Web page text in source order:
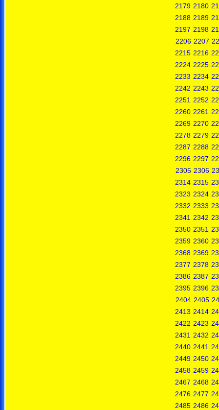
2179 2180
2188 2189
2197 2198
2206 2207
2215 2216
2224 2225
2233 2234
2242 2243
2251 2252
2260 2261
2269 2270
2278 2279
2287 2288
2296 2297
2305 2306
2314 2315
2323 2324
2332 2333
2341 2342
2350 2351
2359 2360
2368 2369
2377 2378
2386 2387
2395 2396
2404 2405
2413 2414
2422 2423
2431 2432
2440 2441
2449 2450
2458 2459
2467 2468
2476 2477
2485 2486